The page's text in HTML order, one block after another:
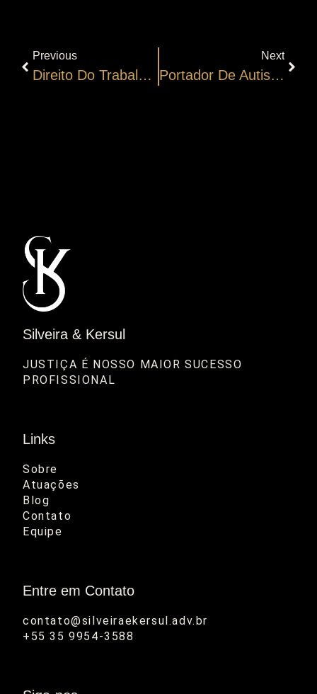
Previous
Direito Do Trabalho Da Mulher: Intervalo Para Amamentação
Next
Portador De Autismo Tem Direito Ao BPC/LOAS?
Silveira & Kersul
JUSTIÇA É NOSSO MAIOR SUCESSO
PROFISSIONAL
Links
Sobre
Atuações
Blog
Contato
Equipe
Entre em Contato
contato@silveiraekersul.adv.br
+55 35 9954-3588